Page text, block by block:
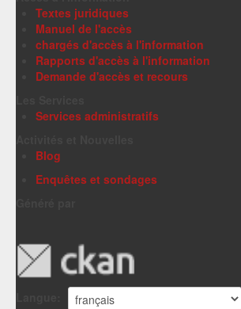
Textes juridiques
Manuel de l'accès
chargés d'accès à l'information
Rapports d'accès à l'information
Demande d'accès et recours
Services administratifs
Blog
Enquêtes et sondages